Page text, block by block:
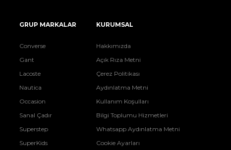
GRUP MARKALAR
Converse
Gant
Lacoste
Nautica
Occasion
Sanal Çadır
Superstep
SuperKids
KURUMSAL
Hakkımızda
Açık Rıza Metni
Çerez Politikası
Aydınlatma Metni
Kullanım Koşulları
Bilgi Toplumu Hizmetleri
Whatsapp Aydınlatma Metni
Cookie Ayarları